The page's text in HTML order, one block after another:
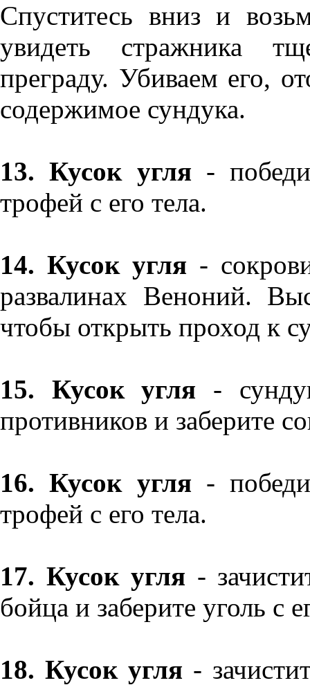
Спуститесь вниз и
увидеть стражника
преграду. Убиваем его,
содержимое сундука.
13. Кусок угля -
трофей с его тела.
14. Кусок угля -
развалинах Веноний.
чтобы открыть проход к
15. Кусок угля -
противников и заберите
16. Кусок угля -
трофей с его тела.
17. Кусок угля -
бойца и заберите уголь с
18. Кусок угля -